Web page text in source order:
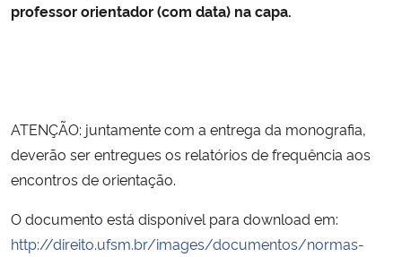
professor orientador (com data) na capa.
ATENÇÃO: juntamente com a entrega da monografia,
deverão ser entregues os relatórios de frequência aos
encontros de orientação.
O documento está disponível para download em:
http://direito.ufsm.br/images/documentos/normas-